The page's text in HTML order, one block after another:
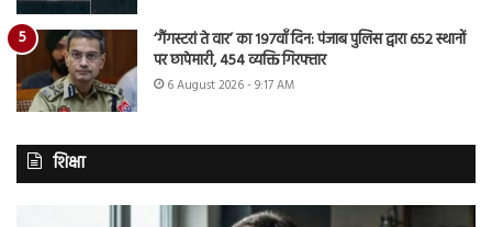
‘गैंगस्टरां ते वार’ का 197वाँ दिन: पंजाब पुलिस द्वारा 652 स्थानों
पर छापेमारी, 454 व्यक्ति गिरफ्तार
6 August 2026 - 9:17 AM
शिक्षा